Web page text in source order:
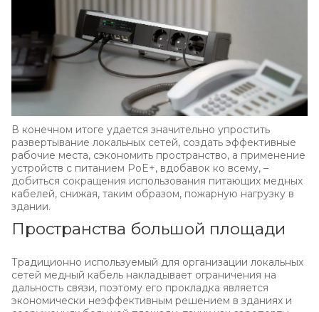
В конечном итоге удается значительно упростить
развертывание локальных сетей, создать эффективные
рабочие места, сэкономить пространство, а применение
устройств с питанием PoE+, вдобавок ко всему, –
добиться сокращения использования питающих медных
кабелей, снижая, таким образом, пожарную нагрузку в
здании.
Пространства большой площади
Традиционно используемый для организации локальных
сетей медный кабель накладывает ограничения на
дальность связи, поэтому его прокладка является
экономически неэффективным решением в зданиях и